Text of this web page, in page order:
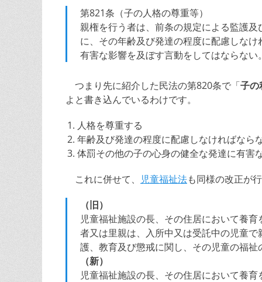
第821条（子の人格の尊重等）
親権を行う者は、前条の規定による監護
に、その年齢及び発達の程度に配慮しな
有害な影響を及ぼす言動をしてはならない
つまり先に紹介した民法の第820条で「子の
よと書き込んでいるわけです。
人格を尊重する
年齢及び発達の程度に配慮しなければなら
体罰その他の子の心身の健全な発達に有害
これに併せて、
児童福祉法も同様の改正が
（旧）
児童福祉施設の長、その住居において養
者又は里親は、入所中又は受託中の児童
護、教育及び懲戒に関し、その児童の福
（新）
児童福祉施設の長、その住居において養